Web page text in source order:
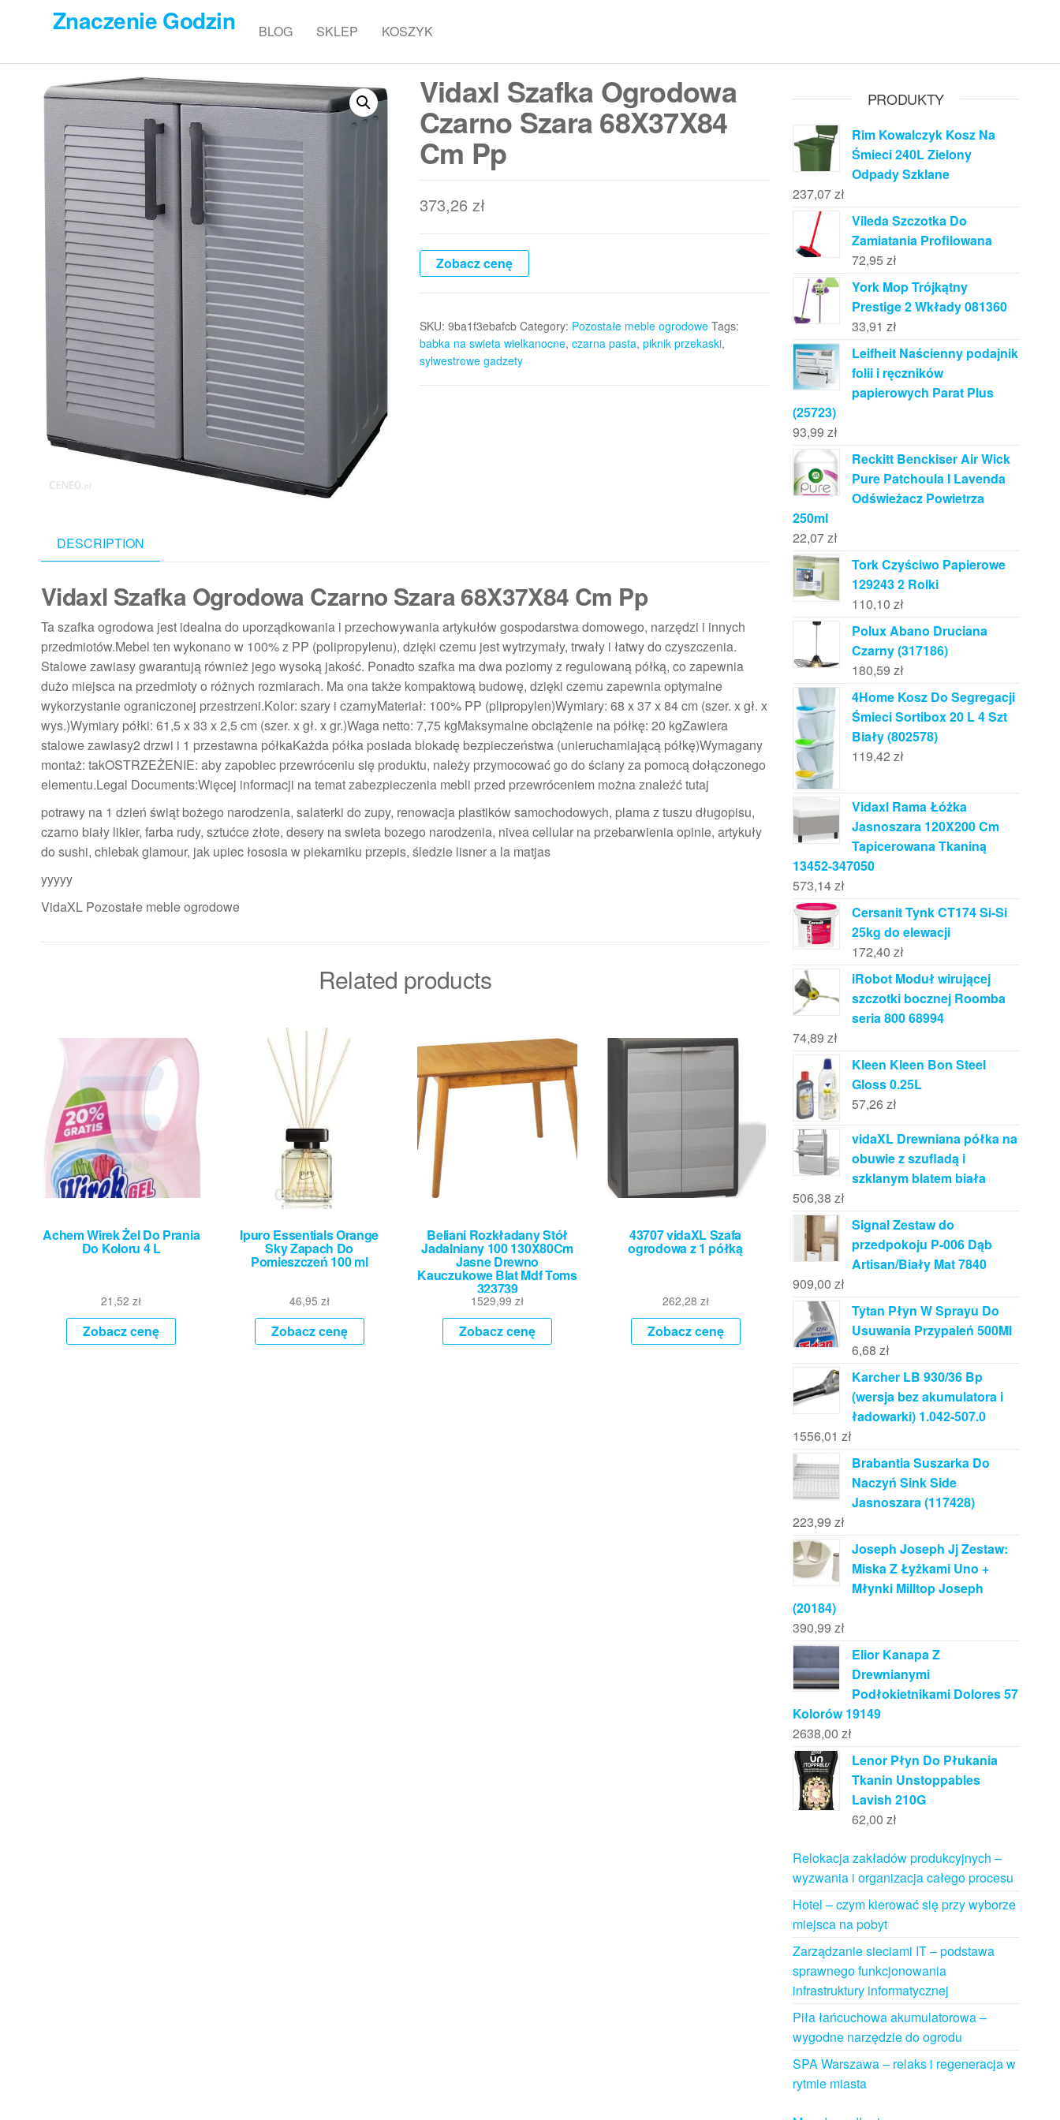
Znaczenie Godzin BLOG SKLEP KOSZYK
Vidaxl Szafka Ogrodowa
Czarno Szara 68X37X84
Cm Pp
373,26 zł
Zobacz cenę
SKU: 9ba1f3ebafcb Category: Pozostałe meble ogrodowe Tags:
babka na swieta wielkanocne, czarna pasta, piknik przekaski,
sylwestrowe gadzety
DESCRIPTION
Vidaxl Szafka Ogrodowa Czarno Szara 68X37X84 Cm Pp
Ta szafka ogrodowa jest idealna do uporządkowania i przechowywania artykułów gospodarstwa domowego, narzędzi i innych
przedmiotów.Mebel ten wykonano w 100% z PP (polipropylenu), dzięki czemu jest wytrzymały, trwały i łatwy do czyszczenia.
Stalowe zawiasy gwarantują również jego wysoką jakość. Ponadto szafka ma dwa poziomy z regulowaną półką, co zapewnia
dużo miejsca na przedmioty o różnych rozmiarach. Ma ona także kompaktową budowę, dzięki czemu zapewnia optymalne
wykorzystanie ograniczonej przestrzeni.Kolor: szary i czarnyMateriał: 100% PP (plipropylen)Wymiary: 68 x 37 x 84 cm (szer. x gł. x
wys.)Wymiary półki: 61,5 x 33 x 2,5 cm (szer. x gł. x gr.)Waga netto: 7,75 kgMaksymalne obciążenie na półkę: 20 kgZawiera
stalowe zawiasy2 drzwi i 1 przestawna półkaKażda półka posiada blokadę bezpieczeństwa (unieruchamiającą półkę)Wymagany
montaż: takOSTRZEŻENIE: aby zapobiec przewróceniu się produktu, należy przymocować go do ściany za pomocą dołączonego
elementu.Legal Documents:Więcej informacji na temat zabezpieczenia mebli przed przewróceniem można znaleźć tutaj
potrawy na 1 dzień świąt bożego narodzenia, salaterki do zupy, renowacja plastików samochodowych, plama z tuszu długopisu,
czarno biały likier, farba rudy, sztućce złote, desery na swieta bozego narodzenia, nivea cellular na przebarwienia opinie, artykuły
do sushi, chlebak glamour, jak upiec łososia w piekarniku przepis, śledzie lisner a la matjas
yyyyy
VidaXL Pozostałe meble ogrodowe
Related products
Achem Wirek Żel Do Prania
Do Koloru 4 L
21,52zł
Zobacz cenę
Ipuro Essentials Orange
Sky Zapach Do
Pomieszczeń 100 ml
46,95 zł
Zobacz cenę
Beliani Rozkładany Stół
Jadalniany 100 130X80Cm
Jasne Drewno
Kauczukowe Blat Mdf Toms
323739
1529,99zł
Zobacz cenę
43707 vidaXL Szafa
ogrodowa z 1 półką
262,28 zł
Zobacz cenę
PRODUKTY
Rim Kowalczyk Kosz Na
Śmieci 240L Zielony
Odpady Szklane
237,07zł
Vileda Szczotka Do
Zamiatania Profilowana
72,95 zł
York Mop Trójkątny
Prestige 2 Wkłady 081360
33,91 zł
Leifheit Naścienny podajnik
folii i ręczników
papierowych Parat Plus
(25723)
93,99 zł
Reckitt Benckiser Air Wick
Pure Patchoula I Lavenda
Odświeżacz Powietrza
250ml
22,07zł
Tork Czyściwo Papierowe
129243 2 Rolki
110,10 zł
Polux Abano Druciana
Czarny (317186)
180,59 zł
4Home Kosz Do Segregacji
Śmieci Sortibox 20 L 4 Szt
Biały (802578)
119,42 zł
Vidaxl Rama Łóżka
Jasnoszara 120X200 Cm
Tapicerowana Tkaniną
13452-347050
573,14zł
Cersanit Tynk CT174 Si-Si
25kg do elewacji
172,40 zł
iRobot Moduł wirującej
szczotki bocznej Roomba
seria 800 68994
74,89 zł
Kleen Kleen Bon Steel
Gloss 0.25L
57,26 zł
vidaXL Drewniana półka na
obuwie z szufladą i
szklanym blatem biała
506,38 zł
Signal Zestaw do
przedpokoju P-006 Dąb
Artisan/Biały Mat 7840
909,00 zł
Tytan Płyn W Sprayu Do
Usuwania Przypaleń 500Ml
6,68 zł
Karcher LB 930/36 Bp
(wersja bez akumulatora i
ładowarki) 1.042-507.0
1556,01 zł
Brabantia Suszarka Do
Naczyń Sink Side
Jasnoszara (117428)
223,99 zł
Joseph Joseph Jj Zestaw:
Miska Z Łyżkami Uno +
Młynki Milltop Joseph
(20184)
390,99 zł
Elior Kanapa Z
Drewnianymi
Podłokietnikami Dolores 57
Kolorów 19149
2638,00 zł
Lenor Płyn Do Płukania
Tkanin Unstoppables
Lavish 210G
62,00 zł
Relokacja zakładów produkcyjnych –
wyzwania i organizacja całego procesu
Hotel – czym kierować się przy wyborze
miejsca na pobyt
Zarządzanie sieciami IT – podstawa
sprawnego funkcjonowania
infrastruktury informatycznej
Piła łańcuchowa akumulatorowa –
wygodne narzędzie do ogrodu
SPA Warszawa – relaks i regeneracja w
rytmie miasta